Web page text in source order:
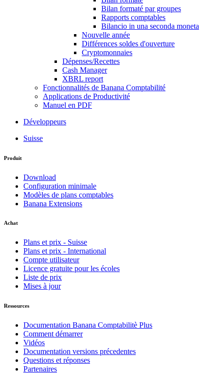
Bilan formaté par groupes
Rapports comptables
Bilancio in una seconda moneta
Nouvelle année
Différences soldes d'ouverture
Cryptomonnaies
Dépenses/Recettes
Cash Manager
XBRL report
Fonctionnalités de Banana Comptabilité
Applications de Productivité
Manuel en PDF
Développeurs
Suisse
Produit
Download
Configuration minimale
Modèles de plans comptables
Banana Extensions
Achat
Plans et prix - Suisse
Plans et prix - International
Compte utilisateur
Licence gratuite pour les écoles
Liste de prix
Mises à jour
Ressources
Documentation Banana Comptabilitè Plus
Comment démarrer
Vidéos
Documentation versions précedentes
Questions et réponses
Partenaires